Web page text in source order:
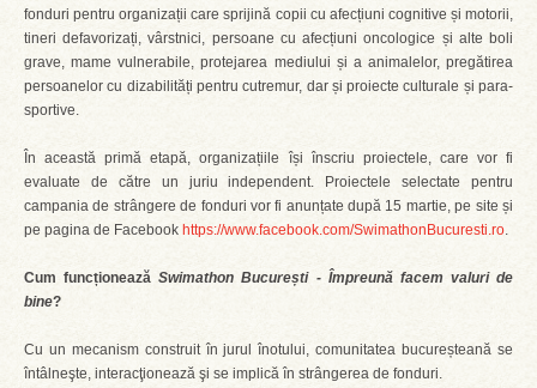
fonduri pentru organizații care sprijină copii cu afecțiuni cognitive și motorii,
tineri defavorizați, vârstnici, persoane cu afecțiuni oncologice și alte boli
grave, mame vulnerabile, protejarea mediului și a animalelor, pregătirea
persoanelor cu dizabilități pentru cutremur, dar și proiecte culturale și para-
sportive.
În această primă etapă, organizațiile își înscriu proiectele, care vor fi
evaluate de către un juriu independent. Proiectele selectate pentru
campania de strângere de fonduri vor fi anunțate după 15 martie, pe site și
pe pagina de Facebook https://www.facebook.com/SwimathonBucuresti.ro.
Cum funcționează Swimathon București - Împreună facem valuri de
bine?
Cu un mecanism construit în jurul înotului, comunitatea bucureșteană se
întâlneşte, interacţionează şi se implică în strângerea de fonduri.